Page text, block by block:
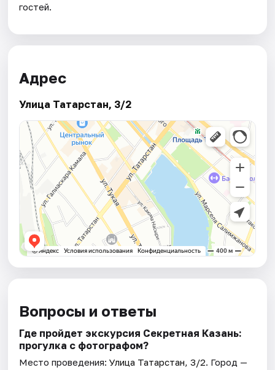
гостей.
Адрес
Улица Татарстан, 3/2
Вопросы и ответы
Где пройдет экскурсия Секретная Казань:
прогулка с фотографом?
Место проведения:Улица Татарстан, 3/2. Город —